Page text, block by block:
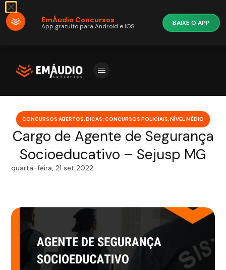
CONCURSOS ABERTOS,DICAS: CONCURSOS POLICIAIS,NÍVEL MÉDIO
Cargo de Agente de Segurança
Socioeducativo – Sejusp MG
quarta-feira, 21 set 2022
EmÁudio Concursos
App gratuito para Android e IOS. BAIXE O APP